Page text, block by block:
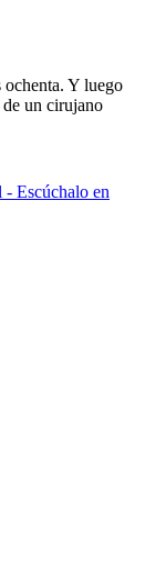
Y luego
de un cirujano